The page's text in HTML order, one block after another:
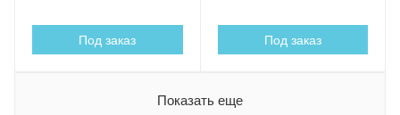
Под заказ Под заказ
Показать еще